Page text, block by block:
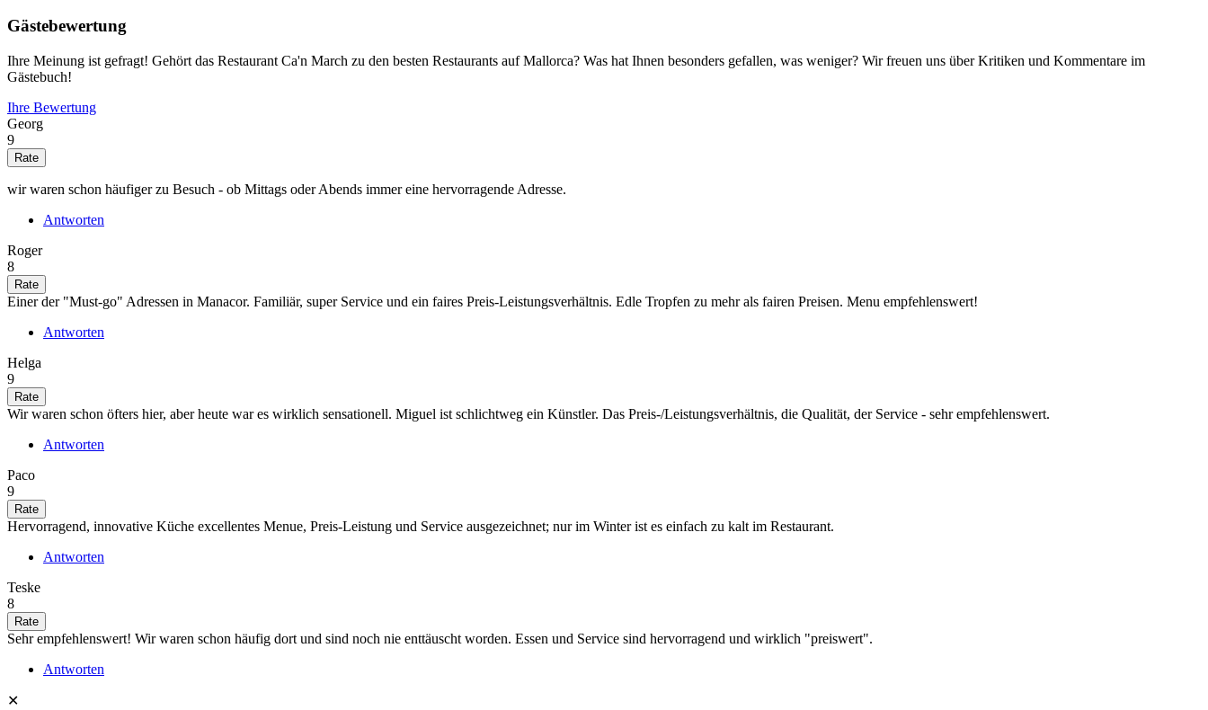
Gästebewertung
Ihre Meinung ist gefragt! Gehört das Restaurant Ca'n March zu den besten Restaurants auf Mallorca? Was hat Ihnen besonders gefallen, was weniger? Wir freuen uns über Kritiken und Kommentare im
Gästebuch!
Ihre Bewertung
Georg
9
wir waren schon häufiger zu Besuch - ob Mittags oder Abends immer eine hervorragende Adresse.
Antworten
Roger
8
Einer der "Must-go" Adressen in Manacor. Familiär, super Service und ein faires Preis-Leistungsverhältnis. Edle Tropfen zu mehr als fairen Preisen. Menu empfehlenswert!
Antworten
Helga
9
Wir waren schon öfters hier, aber heute war es wirklich sensationell. Miguel ist schlichtweg ein Künstler. Das Preis-/Leistungsverhältnis, die Qualität, der Service - sehr empfehlenswert.
Antworten
Paco
9
Hervorragend, innovative Küche excellentes Menue, Preis-Leistung und Service ausgezeichnet; nur im Winter ist es einfach zu kalt im Restaurant.
Antworten
Teske
8
Sehr empfehlenswert! Wir waren schon häufig dort und sind noch nie enttäuscht worden. Essen und Service sind hervorragend und wirklich "preiswert".
Antworten
✕